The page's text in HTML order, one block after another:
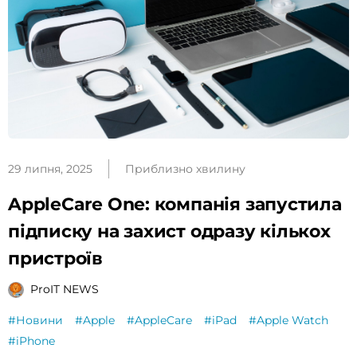
29 липня, 2025 Приблизно хвилину
AppleCare One: компанія запустила
підписку на захист одразу кількох
пристроїв
ProIT NEWS
#Новини #Apple #AppleCare #iPad
#Apple Watch
#iPhone